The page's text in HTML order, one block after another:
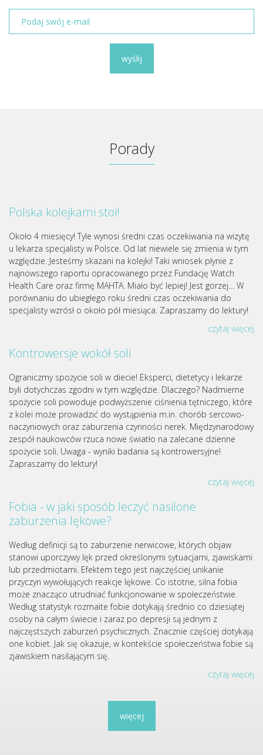
wyślij
Porady
Polska kolejkami stoi!
Około 4 miesięcy! Tyle wynosi średni czas oczekiwania na wizytę
u lekarza specjalisty w Polsce. Od lat niewiele się zmienia w tym
względzie. Jesteśmy skazani na kolejki! Taki wniosek płynie z
najnowszego raportu opracowanego przez Fundację Watch
Health Care oraz firmę MAHTA. Miało być lepiej! Jest gorzej… W
porównaniu do ubiegłego roku średni czas oczekiwania do
specjalisty wzrósł o około pół miesiąca. Zapraszamy do lektury!
czytaj więcej
Kontrowersje wokół soli
Ograniczmy spożycie soli w diecie! Eksperci, dietetycy i lekarze
byli dotychczas zgodni w tym względzie. Dlaczego? Nadmierne
spożycie soli powoduje podwyższenie ciśnienia tętniczego, które
z kolei może prowadzić do wystąpienia m.in. chorób sercowo-
naczyniowych oraz zaburzenia czynności nerek. Międzynarodowy
zespół naukowców rzuca nowe światło na zalecane dzienne
spożycie soli. Uwaga - wyniki badania są kontrowersyjne!
Zapraszamy do lektury!
czytaj więcej
Fobia - w jaki sposób leczyć nasilone
zaburzenia lękowe?
Według definicji są to zaburzenie nerwicowe, których objaw
stanowi uporczywy lęk przed określonymi sytuacjami, zjawiskami
lub przedmiotami. Efektem tego jest najczęściej unikanie
przyczyn wywołujących reakcje lękowe. Co istotne, silna fobia
może znacząco utrudniać funkcjonowanie w społeczeństwie.
Według statystyk rozmaite fobie dotykają średnio co dziesiątej
osoby na całym świecie i zaraz po depresji są jednym z
najczęstszych zaburzeń psychicznych. Znacznie częściej dotykają
one kobiet. Jak się okazuje, w kontekście społeczeństwa fobie są
zjawiskiem nasilającym się.
czytaj więcej
więcej